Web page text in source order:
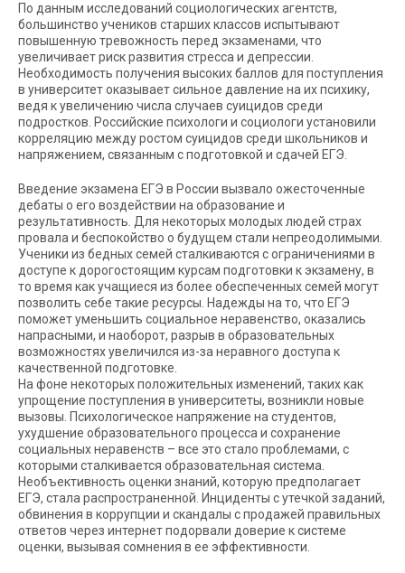
По данным исследований социологических агентств,
большинство учеников старших классов испытывают
повышенную тревожность перед экзаменами, что
увеличивает риск развития стресса и депрессии.
Необходимость получения высоких баллов для поступления
в университет оказывает сильное давление на их психику,
ведя к увеличению числа случаев суицидов среди
подростков. Российские психологи и социологи установили
корреляцию между ростом суицидов среди школьников и
напряжением, связанным с подготовкой и сдачей ЕГЭ.
Введение экзамена ЕГЭ в России вызвало ожесточенные
дебаты о его воздействии на образование и
результативность. Для некоторых молодых людей страх
провала и беспокойство о будущем стали непреодолимыми.
Ученики из бедных семей сталкиваются с ограничениями в
доступе к дорогостоящим курсам подготовки к экзамену, в
то время как учащиеся из более обеспеченных семей могут
позволить себе такие ресурсы. Надежды на то, что ЕГЭ
поможет уменьшить социальное неравенство, оказались
напрасными, и наоборот, разрыв в образовательных
возможностях увеличился из-за неравного доступа к
качественной подготовке.
На фоне некоторых положительных изменений, таких как
упрощение поступления в университеты, возникли новые
вызовы. Психологическое напряжение на студентов,
ухудшение образовательного процесса и сохранение
социальных неравенств – все это стало проблемами, с
которыми сталкивается образовательная система.
Необъективность оценки знаний, которую предполагает
ЕГЭ, стала распространенной. Инциденты с утечкой заданий,
обвинения в коррупции и скандалы с продажей правильных
ответов через интернет подорвали доверие к системе
оценки, вызывая сомнения в ее эффективности.